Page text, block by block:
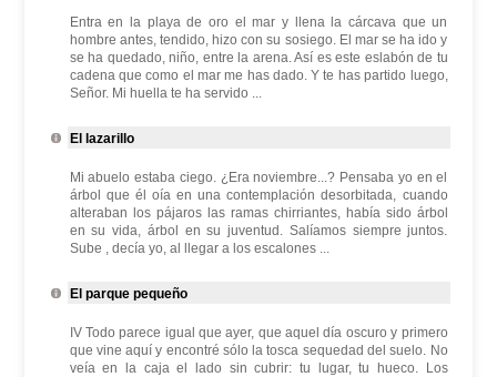
Entra en la playa de oro el mar y llena la cárcava que un
hombre antes, tendido, hizo con su sosiego. El mar se ha ido y
se ha quedado, niño, entre la arena. Así es este eslabón de tu
cadena que como el mar me has dado. Y te has partido luego,
Señor. Mi huella te ha servido ...
El lazarillo
Mi abuelo estaba ciego. ¿Era noviembre...? Pensaba yo en el
árbol que él oía en una contemplación desorbitada, cuando
alteraban los pájaros las ramas chirriantes, había sido árbol
en su vida, árbol en su juventud. Salíamos siempre juntos.
Sube , decía yo, al llegar a los escalones ...
El parque pequeño
IV Todo parece igual que ayer, que aquel día oscuro y primero
que vine aquí y encontré sólo la tosca sequedad del suelo. No
veía en la caja el lado sin cubrir: tu lugar, tu hueco. Los